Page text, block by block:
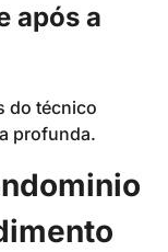
após a
do técnico
profunda.